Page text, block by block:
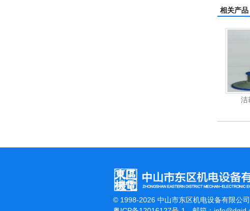
相关产品
洁霸多功
© 1998-2026 中山市东区机电设备有限公司